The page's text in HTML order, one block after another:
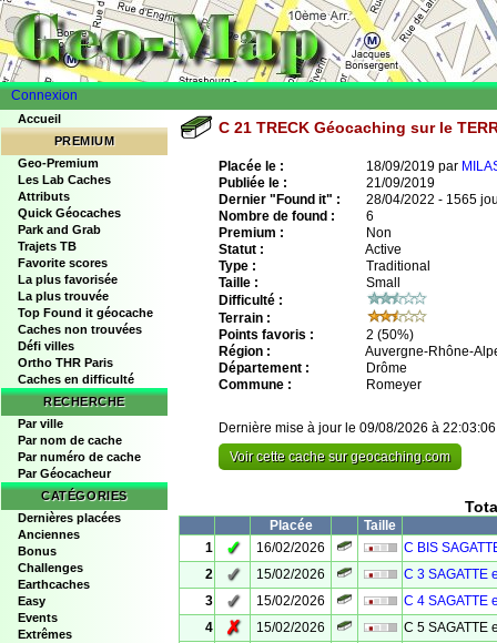
Connexion
Accueil
PREMIUM
Geo-Premium
Les Lab Caches
Attributs
Quick Géocaches
Park and Grab
Trajets TB
Favorite scores
La plus favorisée
La plus trouvée
Top Found it géocache
Caches non trouvées
Défi villes
Ortho THR Paris
Caches en difficulté
RECHERCHE
Par ville
Par nom de cache
Par numéro de cache
Par Géocacheur
CATÉGORIES
Dernières placées
Anciennes
Bonus
Challenges
Earthcaches
Easy
Events
Extrêmes
C 21 TRECK Géocaching sur le
Placée le : 18/09/2019 par
Publiée le :
21/09/2019
Dernier "Found it" :
28/04/2022 - 1565
Nombre de found :
6
Premium :
Non
Statut :
Active
Type :
Traditional
Taille :
Small
Difficulté :
Terrain :
Points favoris :
2 (50%)
Région :
Auvergne-Rhône-
Département :
Drôme
Commune :
Romeyer
Dernière mise à jour le 09/08/2026 à 22:03:06
Voir cette cache sur geocaching.com
Placée
Taille
1
✓ 16/02/2026
C BIS
2
✓ 15/02/2026
C 3 SAGATTE
3
✓ 15/02/2026
C 4 SAGATTE
4
✗ 15/02/2026
C 5 SAGATTE